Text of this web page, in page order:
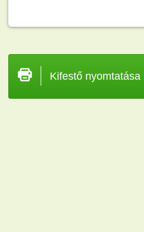
Kifestő nyomtatása